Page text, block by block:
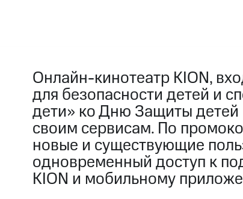
Онлайн-кинотеатр KION,
для безопасности детей и
дети» ко Дню Защиты детей
своим сервисам. По
новые и существующие
одновременный доступ к
KION и мобильному